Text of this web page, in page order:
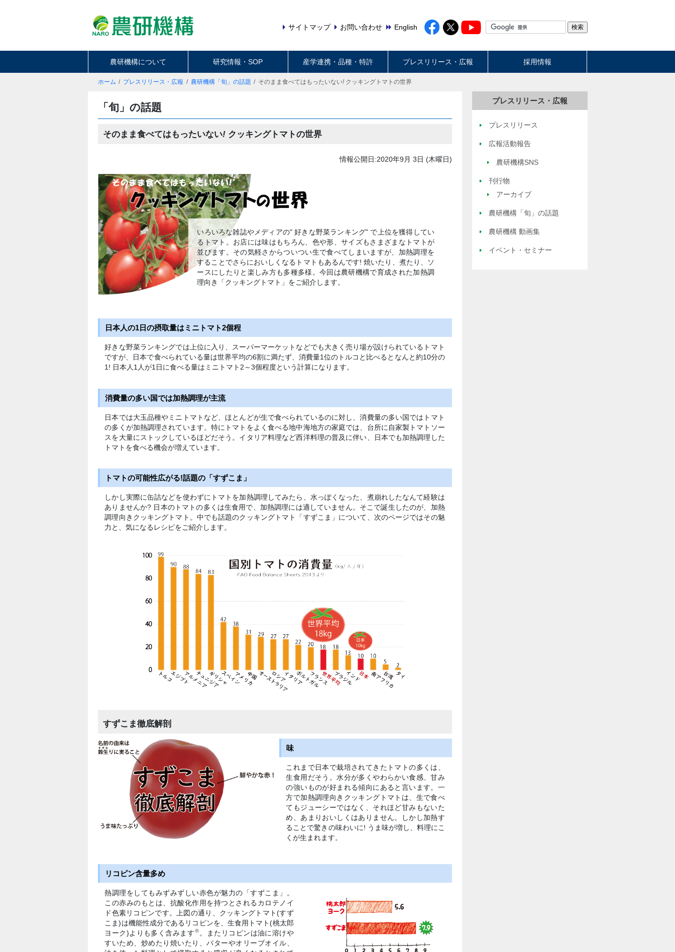
サイトマップ お問い合わせ English
農研機構について 研究情報・SOP 産学連携・品種・特許 プレスリリース・広報 採用情報
ホーム プレスリリース・広報 農研機構「旬」の話題 そのまま食べてはもったいない! クッキングトマトの世界
「旬」の話題
そのまま食べてはもったいない!クッキングトマトの世界
情報公開日:2020年9月 3日 (木曜日)
いろいろな雑誌やメディアの" 好きな野菜ランキング" で上位を獲得してい
るトマト。お店には味はもちろん、色や形、サイズもさまざまなトマトが
並びます。その気軽さからついつい生で食べてしまいますが、加熱調理を
することでさらにおいしくなるトマトもあるんです! 焼いたり、煮たり、ソ
ースにしたりと楽しみ方も多種多様。今回は農研機構で育成された加熱調
理向き「クッキングトマト」をご紹介します。
日本人の1日の摂取量はミニトマト2個程
好きな野菜ランキングでは上位に入り、スーパーマーケットなどでも大きく売り場が設けられているトマト
ですが、日本で食べられている量は世界平均の6割に満たず、消費量1位のトルコと比べるとなんと約10分の
1! 日本人1人が1日に食べる量はミニトマト2～3個程度という計算になります。
消費量の多い国では加熱調理が主流
日本では大玉品種やミニトマトなど、ほとんどが生で食べられているのに対し、消費量の多い国ではトマト
の多くが加熱調理されています。特にトマトをよく食べる地中海地方の家庭では、台所に自家製トマトソー
スを大量にストックしているほどだそう。イタリア料理など西洋料理の普及に伴い、日本でも加熱調理した
トマトを食べる機会が増えています。
トマトの可能性広がる!話題の「すずこま」
しかし実際に缶詰などを使わずにトマトを加熱調理してみたら、水っぽくなった、煮崩れしたなんて経験は
ありませんか? 日本のトマトの多くは生食用で、加熱調理には適していません。そこで誕生したのが、加熱
調理向きクッキングトマト。中でも話題のクッキングトマト「すずこま」について、次のページではその魅
力と、気になるレシピをご紹介します。
すずこま徹底解剖
味
これまで日本で栽培されてきたトマトの多くは、
生食用だそう。水分が多くやわらかい食感、甘み
の強いものが好まれる傾向にあると言います。一
方で加熱調理向きクッキングトマトは、生で食べ
てもジューシーではなく、それほど甘みもないた
め、あまりおいしくはありません。しかし加熱す
ることで驚きの味わいに! うま味が増し、料理にこ
くが生まれます。
リコピン含量多め
熱調理をしてもみずみずしい赤色が魅力の「すずこま」。
この赤みのもとは、抗酸化作用を持つとされるカロテノイ
ド色素リコピンです。上図の通り、クッキングトマト(すず
こま)は機能性成分であるリコピンを、生食用トマト(桃太郎
ヨーク)よりも多く含みます※ 。またリコピンは油に溶けや
すいため、炒めたり焼いたり、バターやオリーブオイル、
プレスリリース・広報
プレスリリース
広報活動報告
農研機構SNS
刊行物
アーカイブ
農研機構「旬」の話題
農研機構 動画集
イベント・セミナー